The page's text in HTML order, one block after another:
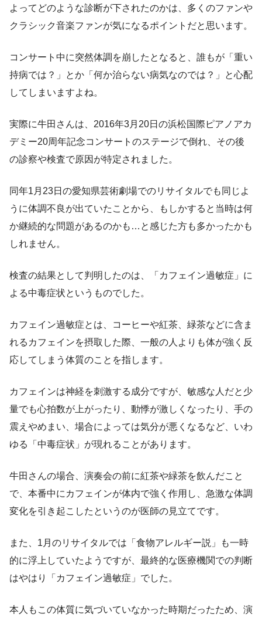
よってどのような診断が下されたのかは、多くのファンや
クラシック音楽ファンが気になるポイントだと思います。
コンサート中に突然体調を崩したとなると、誰もが「重い
持病では？」とか「何か治らない病気なのでは？」と心配
してしまいますよね。
実際に牛田さんは、2016年3月20日の浜松国際ピアノアカ
デミー20周年記念コンサートのステージで倒れ、その後
の診察や検査で原因が特定されました。
同年1月23日の愛知県芸術劇場でのリサイタルでも同じよ
うに体調不良が出ていたことから、もしかすると当時は何
か継続的な問題があるのかも…と感じた方も多かったかも
しれません。
検査の結果として判明したのは、「カフェイン過敏症」に
よる中毒症状というものでした。
カフェイン過敏症とは、コーヒーや紅茶、緑茶などに含ま
れるカフェインを摂取した際、一般の人よりも体が強く反
応してしまう体質のことを指します。
カフェインは神経を刺激する成分ですが、敏感な人だと少
量でも心拍数が上がったり、動悸が激しくなったり、手の
震えやめまい、場合によっては気分が悪くなるなど、いわ
ゆる「中毒症状」が現れることがあります。
牛田さんの場合、演奏会の前に紅茶や緑茶を飲んだこと
で、本番中にカフェインが体内で強く作用し、急激な体調
変化を引き起こしたというのが医師の見立てです。
また、1月のリサイタルでは「食物アレルギー説」も一時
的に浮上していたようですが、最終的な医療機関での判断
はやはり「カフェイン過敏症」でした。
本人もこの体質に気づいていなかった時期だったため、演